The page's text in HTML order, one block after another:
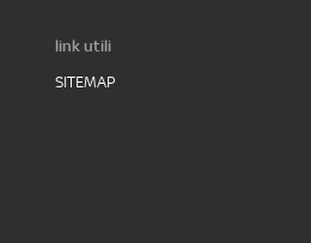
link utili
SITEMAP